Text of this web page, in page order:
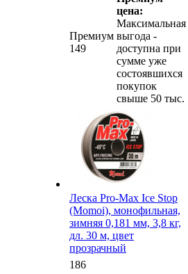
Премиум
149
цена:
Максимальная
выгода -
доступна при
сумме уже
состоявшихся
покупок
свыше 50 тыс.
Леска Pro-Max Ice Stop
(Momoi), монофильная,
зимняя 0,181 мм, 3,8 кг,
дл. 30 м, цвет
прозрачный
186